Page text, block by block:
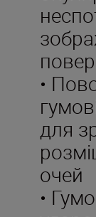
•
для
очей
•